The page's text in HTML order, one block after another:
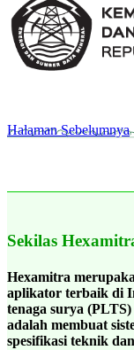
Halaman Sebelumnya
Sekilas
Hexamitra
aplikator terbaik di
tenaga surya
adalah membuat
spesifikasi teknik